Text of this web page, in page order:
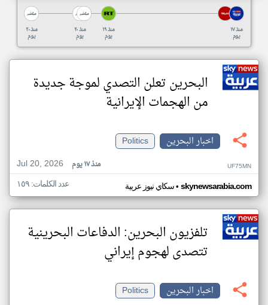
منذ ٢٠
يوم
منذ ٢٠
يوم
منذ ١٩
يوم
منذ ١٧
يوم
البحرين تعلن التصدي لموجة جديدة
من الهجمات الإيرانية
اخبار البحرين
Politics
Jul 20, 2026
منذ ١٧ يوم UF75MN
سكاي نيوز عربية• skynewsarabia.com عدد الكلمات: ١٥٩
تلفزيون البحرين: الدفاعات البحرينية
تتصدى لهجوم إيراني
اخبار البحرين
Politics